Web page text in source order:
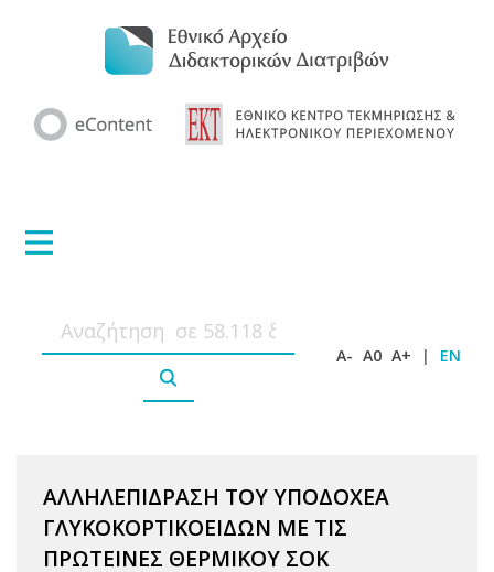
A- A0 A+ | EN
ΑΛΛΗΛΕΠΙΔΡΑΣΗ ΤΟΥ ΥΠΟΔΟΧΕΑ
ΓΛΥΚΟΚΟΡΤΙΚΟΕΙΔΩΝ ΜΕ ΤΙΣ
ΠΡΩΤΕΙΝΕΣ ΘΕΡΜΙΚΟΥ ΣΟΚ